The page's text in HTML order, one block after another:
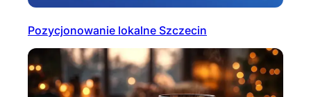
Pozycjonowanie lokalne Szczecin